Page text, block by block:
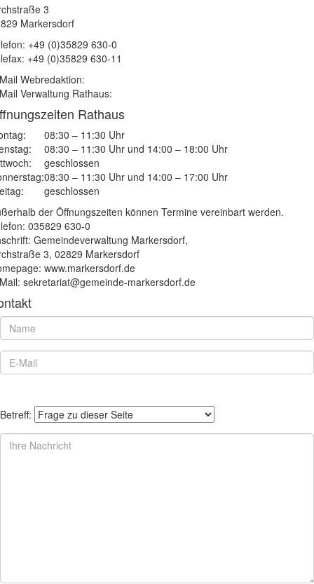
3
Markersdorf
+49 (0)35829 630-0
+49 (0)35829 630-11
Webredaktion:
Verwaltung Rathaus:
Rathaus
08:30 – 11:30 Uhr
08:30 – 11:30 Uhr und 14:00 – 18:00 Uhr
geschlossen
08:30 – 11:30 Uhr und 14:00 – 17:00 Uhr
geschlossen
der Öffnungszeiten können Termine vereinbart werden.
035829 630-0
Gemeindeverwaltung Markersdorf,
3, 02829 Markersdorf
www.markersdorf.de
sekretariat@gemeinde-markersdorf.de
Betreff: